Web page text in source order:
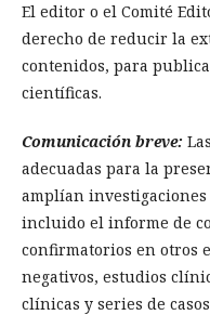
El editor o el Comité
derecho de reducir la
contenidos, para
científicas.
Comunicación breve:
adecuadas para la
amplían
incluido el informe de
confirmatorios en otros
negativos, estudios
clínicas y series de